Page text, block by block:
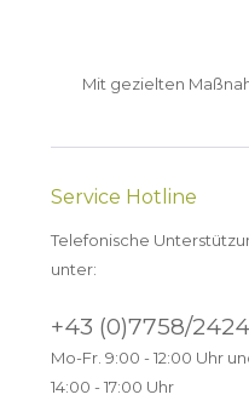
Mit gezielten
Service Hotline
Telefonische
unter:
+43 (0)7758/2424
Mo-Fr. 9:00 - 12:00 Uhr
14:00 - 17:00 Uhr